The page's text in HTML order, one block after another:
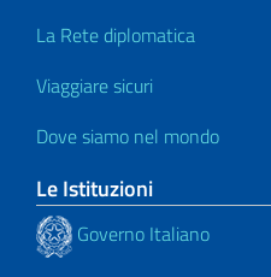
La Rete diplomatica
Viaggiare sicuri
Dove siamo nel mondo
Le Istituzioni
Governo Italiano